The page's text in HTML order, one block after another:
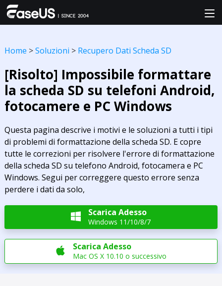
Home >Soluzioni > Recupero Dati Scheda SD
[Risolto] Impossibile formattare
la scheda SD su telefoni Android,
fotocamere e PC Windows
Questa pagina descrive i motivi e le soluzioni a tutti i tipi
di problemi di formattazione della scheda SD. E copre
tutte le correzioni per risolvere l'errore di formattazione
della scheda SD su telefono Android, fotocamera e PC
Windows. Segui per correggere questo errore senza
perdere i dati da solo,
 Scarica Adesso
Windows 11/10/8/7
 Scarica Adesso
Mac OS X 10.10 o successivo